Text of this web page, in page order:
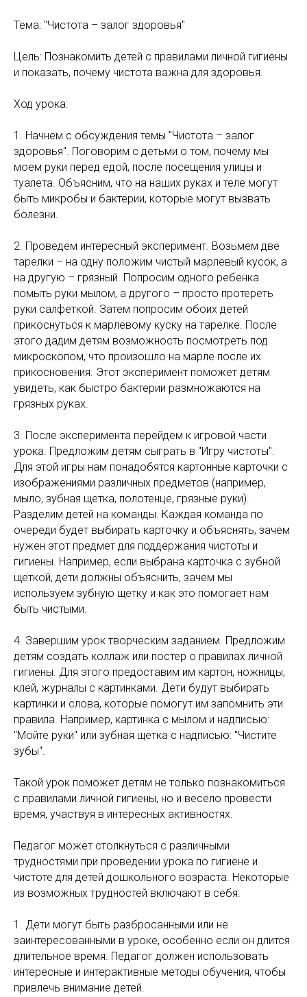
Тема: "Чистота – залог здоровья"
Цель: Познакомить детей с правилами личной гигиены
и показать, почему чистота важна для здоровья.
Ход урока:
1. Начнем с обсуждения темы "Чистота – залог
здоровья". Поговорим с детьми о том, почему мы
моем руки перед едой, после посещения улицы и
туалета. Объясним, что на наших руках и теле могут
быть микробы и бактерии, которые могут вызвать
болезни.
2. Проведем интересный эксперимент. Возьмем две
тарелки – на одну положим чистый марлевый кусок, а
на другую – грязный. Попросим одного ребенка
помыть руки мылом, а другого – просто протереть
руки салфеткой. Затем попросим обоих детей
прикоснуться к марлевому куску на тарелке. После
этого дадим детям возможность посмотреть под
микроскопом, что произошло на марле после их
прикосновения. Этот эксперимент поможет детям
увидеть, как быстро бактерии размножаются на
грязных руках.
3. После эксперимента перейдем к игровой части
урока. Предложим детям сыграть в "Игру чистоты".
Для этой игры нам понадобятся картонные карточки с
изображениями различных предметов (например,
мыло, зубная щетка, полотенце, грязные руки).
Разделим детей на команды. Каждая команда по
очереди будет выбирать карточку и объяснять, зачем
нужен этот предмет для поддержания чистоты и
гигиены. Например, если выбрана карточка с зубной
щеткой, дети должны объяснить, зачем мы
используем зубную щетку и как это помогает нам
быть чистыми.
4. Завершим урок творческим заданием. Предложим
детям создать коллаж или постер о правилах личной
гигиены. Для этого предоставим им картон, ножницы,
клей, журналы с картинками. Дети будут выбирать
картинки и слова, которые помогут им запомнить эти
правила. Например, картинка с мылом и надписью:
"Мойте руки" или зубная щетка с надписью: "Чистите
зубы".
Такой урок поможет детям не только познакомиться
с правилами личной гигиены, но и весело провести
время, участвуя в интересных активностях.
Педагог может столкнуться с различными
трудностями при проведении урока по гигиене и
чистоте для детей дошкольного возраста. Некоторые
из возможных трудностей включают в себя:
1. Дети могут быть разбросанными или не
заинтересованными в уроке, особенно если он длится
длительное время. Педагог должен использовать
интересные и интерактивные методы обучения, чтобы
привлечь внимание детей.